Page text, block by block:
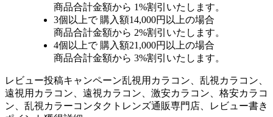
商品合計金額から 1%割引いたします。
3個 以上で 購入額14,000円以上の場合
商品合計金額から 2%割引いたします。
4個 以上で 購入額21,000円以上の場合
商品合計金額から 3%割引いたします。
レビュー投稿キャンペーン乱視用カラコン、乱視カラコン、
遠視用カラコン、遠視カラコン、激安カラコン、格安カラコ
ン、乱視カラーコンタクトレンズ通販専門店、レビュー書き